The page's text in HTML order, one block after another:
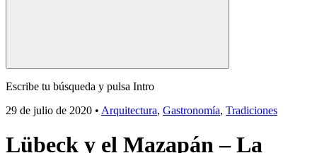
Escribe tu búsqueda y pulsa Intro
29 de julio de 2020 • Arquitectura, Gastronomía, Tradiciones
Lübeck y el Mazapán – La